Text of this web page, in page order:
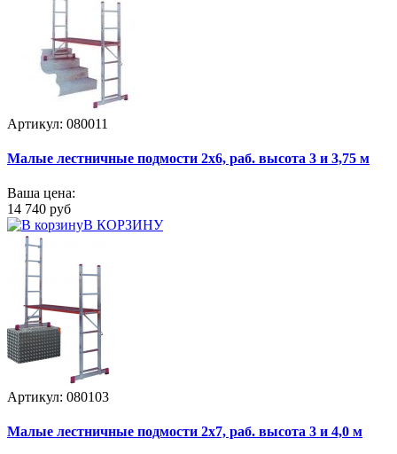
Артикул: 080011
Малые лестничные подмости 2х6, раб. высота 3 и 3,75 м
Ваша цена:
14 740 руб
В КОРЗИНУ
Артикул: 080103
Малые лестничные подмости 2х7, раб. высота 3 и 4,0 м